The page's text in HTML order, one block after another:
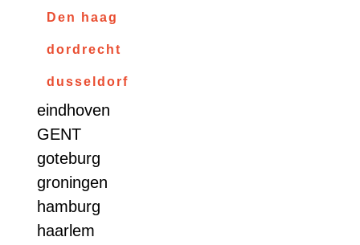
Den haag
dordrecht
dusseldorf
eindhoven
GENT
goteburg
groningen
hamburg
haarlem